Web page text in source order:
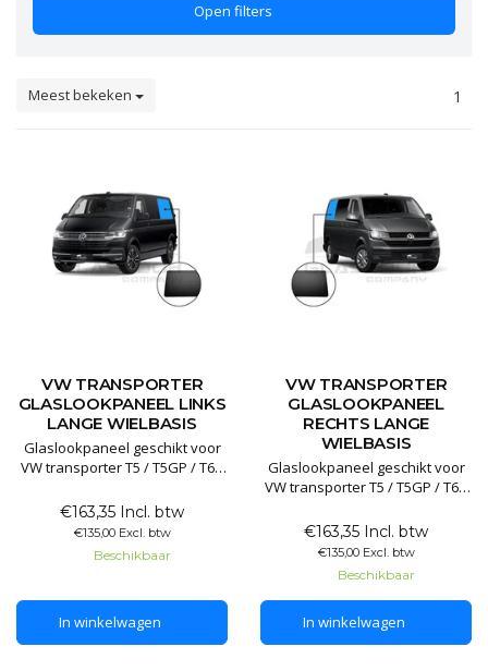
Open filters
Meest bekeken 1
VW TRANSPORTER
GLASLOOKPANEEL LINKS
LANGE WIELBASIS
Glaslookpaneel geschikt voor
VW transporter T5 / T5GP / T6 /
Glaslookpanelen gemaakt van
echt glas voor een luxe
uitstraling. Het voordeel van
gegarandeerd lang mee gaat
en het mooiste resultaat levert.
De pane
€163,35 Incl. btw
€135,00 Excl. btw
Beschikbaar
In winkelwagen
VW TRANSPORTER
GLASLOOKPANEEL
RECHTS LANGE
WIELBASIS
Glaslookpaneel geschikt voor
VW transporter T5 / T5GP / T6 /
Glaslookpanelen gemaakt van
echt glas voor een luxe
uitstraling. Het voordeel van
echt glas is dat het
gegarandeerd lang mee gaat
en het mooiste resultaat levert.
€163,35 Incl. btw
€135,00 Excl. btw
Beschikbaar
In winkelwagen